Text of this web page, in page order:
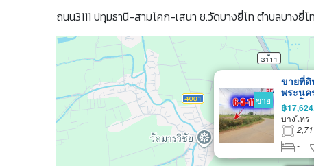
ถนน3111 ปทุมธานี-สามโคก-เสนา ซ.วัดบางยี่โท ตำบลบางยี่โ
ขาย
ขายที่ดิ
พระนค
สามโค
11.5ไร่
สินค้า
น้ำไม่ท่
บ้านแพ
฿
บางไทร
-